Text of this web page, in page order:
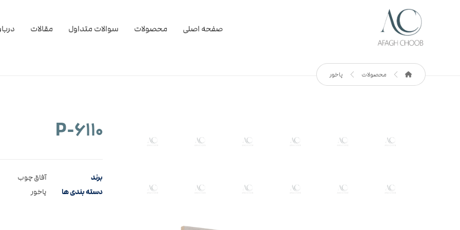
صفحه اصلی محصولات سوالات متداول مقالات
محصولات پاخور
۶۱۱۰-P
برند آفاق چوب
دسته بندی ها پاخور